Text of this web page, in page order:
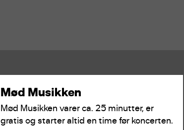
Mød Musikken
Mød Musikken varer ca. 25 minutter, er
gratis og starter altid en time før koncerten.